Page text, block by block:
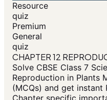
Resource
quiz
Premium
General
quiz
CHAPTER 12
Solve CBSE Class 7
Reproduction in Plants
(MCQs) and get instant